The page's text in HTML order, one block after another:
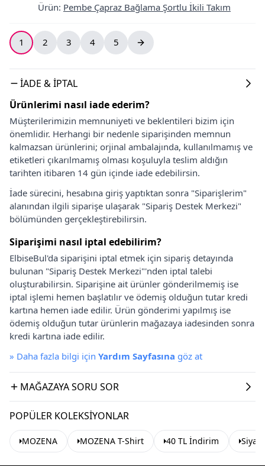
Ürün: Pembe Çapraz Bağlama Şortlu İkili Takım
1 2 3 4 5
İADE & İPTAL
Ürünlerimi nasıl iade ederim?
Müşterilerimizin memnuniyeti ve beklentileri bizim için
önemlidir. Herhangi bir nedenle siparişinden memnun
kalmazsan ürünlerini; orjinal ambalajında, kullanılmamış ve
etiketleri çıkarılmamış olması koşuluyla teslim aldığın
tarihten itibaren 14 gün içinde iade edebilirsin.
İade sürecini, hesabına giriş yaptıktan sonra "Siparişlerim"
alanından ilgili siparişe ulaşarak "Sipariş Destek Merkezi"
bölümünden gerçekleştirebilirsin.
Siparişimi nasıl iptal edebilirim?
ElbiseBul'da siparişini iptal etmek için sipariş detayında
bulunan "Sipariş Destek Merkezi"'nden iptal talebi
oluşturabilirsin. Siparişine ait ürünler gönderilmemiş ise
iptal işlemi hemen başlatılır ve ödemiş olduğun tutar kredi
kartına hemen iade edilir. Ürün gönderimi yapılmış ise
ödemiş olduğun tutar ürünlerin mağazaya iadesinden sonra
kredi kartına iade edilir.
» Daha fazla bilgi için Yardım Sayfasına göz at
MAĞAZAYA SORU SOR
POPÜLER KOLEKSIYONLAR
MOZENA MOZENA T-Shirt 40 TL İndirim